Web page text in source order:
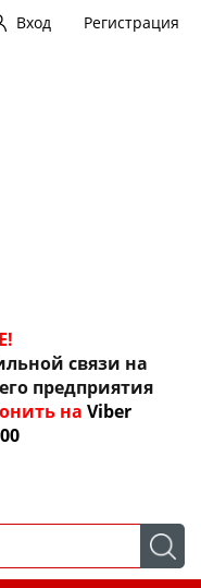
Вход Регистрация
связи на
предприятия
на Viber